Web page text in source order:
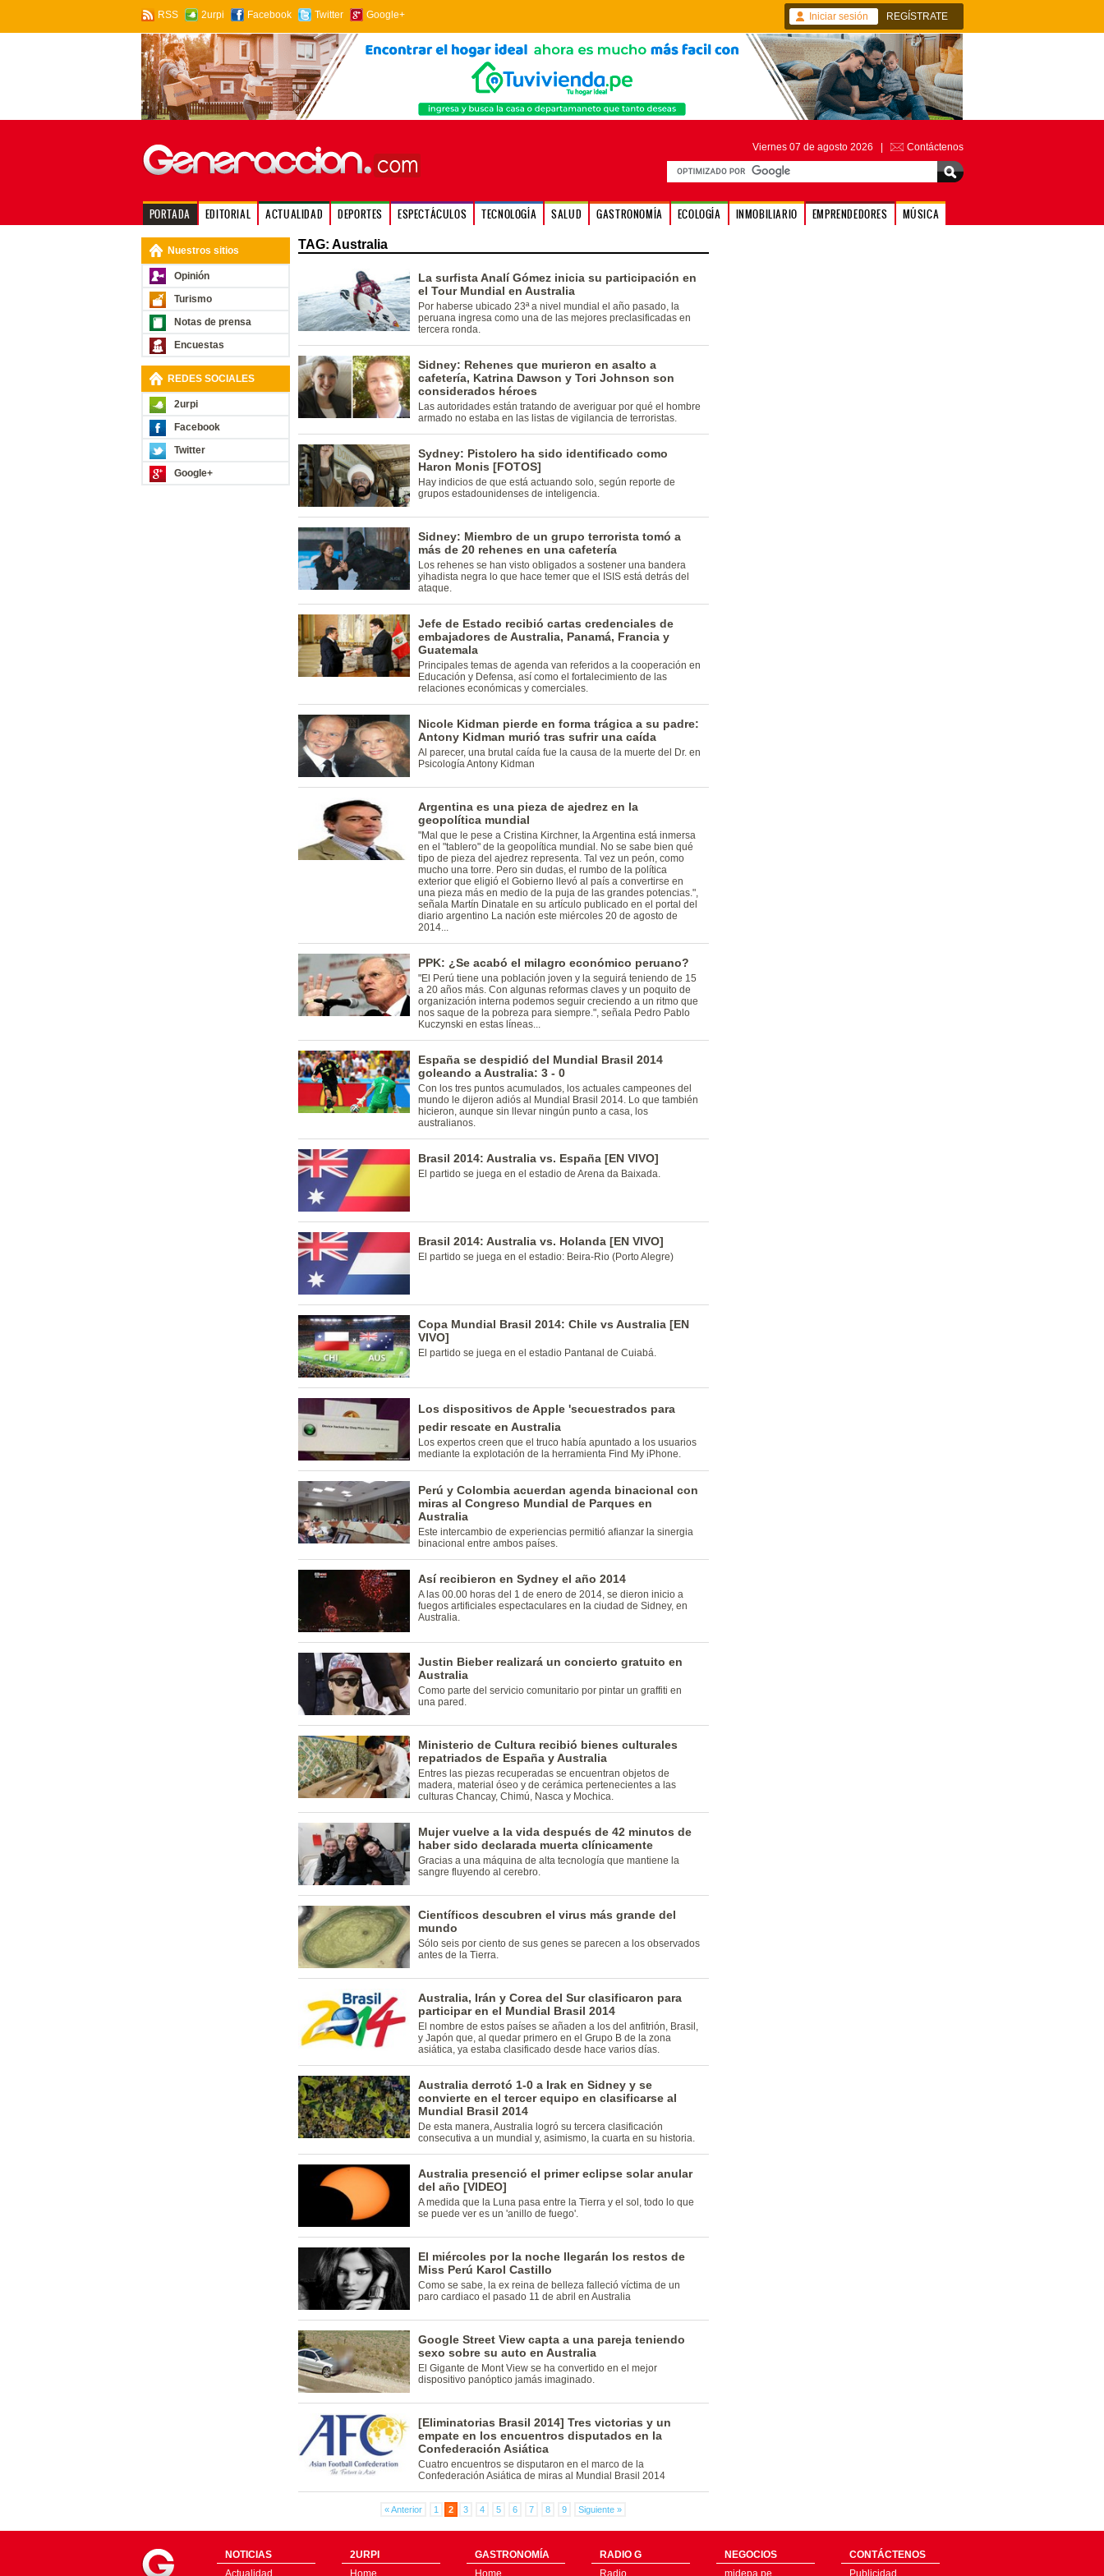
RSS 2urpi Facebook Twitter Google+ Iniciar sesión REGÍSTRATE
Viernes 07 de agosto 2026 | Contáctenos
PORTADA EDITORIAL ACTUALIDAD DEPORTES ESPECTÁCULOS TECNOLOGÍA SALUD GASTRONOMÍA ECOLOGÍA INMOBILIARIO EMPRENDEDORES MÚSICA
Nuestros sitios
Opinión
Turismo
Notas de prensa
Encuestas
REDES SOCIALES
2urpi
Facebook
Twitter
Google+
TAG: Australia
La surfista Analí Gómez inicia su participación en
el Tour Mundial en Australia
Por haberse ubicado 23ª a nivel mundial el año pasado, la
peruana ingresa como una de las mejores preclasificadas en
tercera ronda.
Sidney: Rehenes que murieron en asalto a
cafetería, Katrina Dawson y Tori Johnson son
considerados héroes
Las autoridades están tratando de averiguar por qué el hombre
armado no estaba en las listas de vigilancia de terroristas.
Sydney: Pistolero ha sido identificado como
Haron Monis [FOTOS]
Hay indicios de que está actuando solo, según reporte de
grupos estadounidenses de inteligencia.
Sidney: Miembro de un grupo terrorista tomó a
más de 20 rehenes en una cafetería
Los rehenes se han visto obligados a sostener una bandera
yihadista negra lo que hace temer que el ISIS está detrás del
ataque.
Jefe de Estado recibió cartas credenciales de
embajadores de Australia, Panamá, Francia y
Guatemala
Principales temas de agenda van referidos a la cooperación en
Educación y Defensa, así como el fortalecimiento de las
relaciones económicas y comerciales.
Nicole Kidman pierde en forma trágica a su padre:
Antony Kidman murió tras sufrir una caída
Al parecer, una brutal caída fue la causa de la muerte del Dr. en
Psicología Antony Kidman
Argentina es una pieza de ajedrez en la
geopolítica mundial
"Mal que le pese a Cristina Kirchner, la Argentina está inmersa
en el "tablero" de la geopolítica mundial. No se sabe bien qué
tipo de pieza del ajedrez representa. Tal vez un peón, como
mucho una torre. Pero sin dudas, el rumbo de la política
exterior que eligió el Gobierno llevó al país a convertirse en
una pieza más en medio de la puja de las grandes potencias.",
señala Martín Dinatale en su artículo publicado en el portal del
diario argentino La nación este miércoles 20 de agosto de
2014...
PPK: ¿Se acabó el milagro económico peruano?
"El Perú tiene una población joven y la seguirá teniendo de 15
a 20 años más. Con algunas reformas claves y un poquito de
organización interna podemos seguir creciendo a un ritmo que
nos saque de la pobreza para siempre.", señala Pedro Pablo
Kuczynski en estas líneas...
España se despidió del Mundial Brasil 2014
goleando a Australia: 3 - 0
Con los tres puntos acumulados, los actuales campeones del
mundo le dijeron adiós al Mundial Brasil 2014. Lo que también
hicieron, aunque sin llevar ningún punto a casa, los
australianos.
Brasil 2014: Australia vs. España [EN VIVO]
El partido se juega en el estadio de Arena da Baixada.
Brasil 2014: Australia vs. Holanda [EN VIVO]
El partido se juega en el estadio: Beira-Rio (Porto Alegre)
Copa Mundial Brasil 2014: Chile vs Australia [EN
VIVO]
El partido se juega en el estadio Pantanal de Cuiabá.
Los dispositivos de Apple 'secuestrados para
pedir rescate en Australia
Los expertos creen que el truco había apuntado a los usuarios
mediante la explotación de la herramienta Find My iPhone.
Perú y Colombia acuerdan agenda binacional con
miras al Congreso Mundial de Parques en
Australia
Este intercambio de experiencias permitió afianzar la sinergia
binacional entre ambos países.
Así recibieron en Sydney el año 2014
A las 00.00 horas del 1 de enero de 2014, se dieron inicio a
fuegos artificiales espectaculares en la ciudad de Sidney, en
Australia.
Justin Bieber realizará un concierto gratuito en
Australia
Como parte del servicio comunitario por pintar un graffiti en
una pared.
Ministerio de Cultura recibió bienes culturales
repatriados de España y Australia
Entres las piezas recuperadas se encuentran objetos de
madera, material óseo y de cerámica pertenecientes a las
culturas Chancay, Chimú, Nasca y Mochica.
Mujer vuelve a la vida después de 42 minutos de
haber sido declarada muerta clínicamente
Gracias a una máquina de alta tecnología que mantiene la
sangre fluyendo al cerebro.
Científicos descubren el virus más grande del
mundo
Sólo seis por ciento de sus genes se parecen a los observados
antes de la Tierra.
Australia, Irán y Corea del Sur clasificaron para
participar en el Mundial Brasil 2014
El nombre de estos países se añaden a los del anfitrión, Brasil,
y Japón que, al quedar primero en el Grupo B de la zona
asiática, ya estaba clasificado desde hace varios días.
Australia derrotó 1-0 a Irak en Sidney y se
convierte en el tercer equipo en clasificarse al
Mundial Brasil 2014
De esta manera, Australia logró su tercera clasificación
consecutiva a un mundial y, asimismo, la cuarta en su historia.
Australia presenció el primer eclipse solar anular
del año [VIDEO]
A medida que la Luna pasa entre la Tierra y el sol, todo lo que
se puede ver es un 'anillo de fuego'.
El miércoles por la noche llegarán los restos de
Miss Perú Karol Castillo
Como se sabe, la ex reina de belleza falleció víctima de un
paro cardiaco el pasado 11 de abril en Australia
Google Street View capta a una pareja teniendo
sexo sobre su auto en Australia
El Gigante de Mont View se ha convertido en el mejor
dispositivo panóptico jamás imaginado.
[Eliminatorias Brasil 2014] Tres victorias y un
empate en los encuentros disputados en la
Confederación Asiática
Cuatro encuentros se disputaron en el marco de la
Confederación Asiática de miras al Mundial Brasil 2014
« Anterior 1 2 3 4 5 6 7 8 9 Siguiente »
NOTICIAS
Actualidad
2URPI
Home
GASTRONOMÍA
Home
RADIO G
Radio
NEGOCIOS
midepa.pe
CONTÁCTENOS
Publicidad